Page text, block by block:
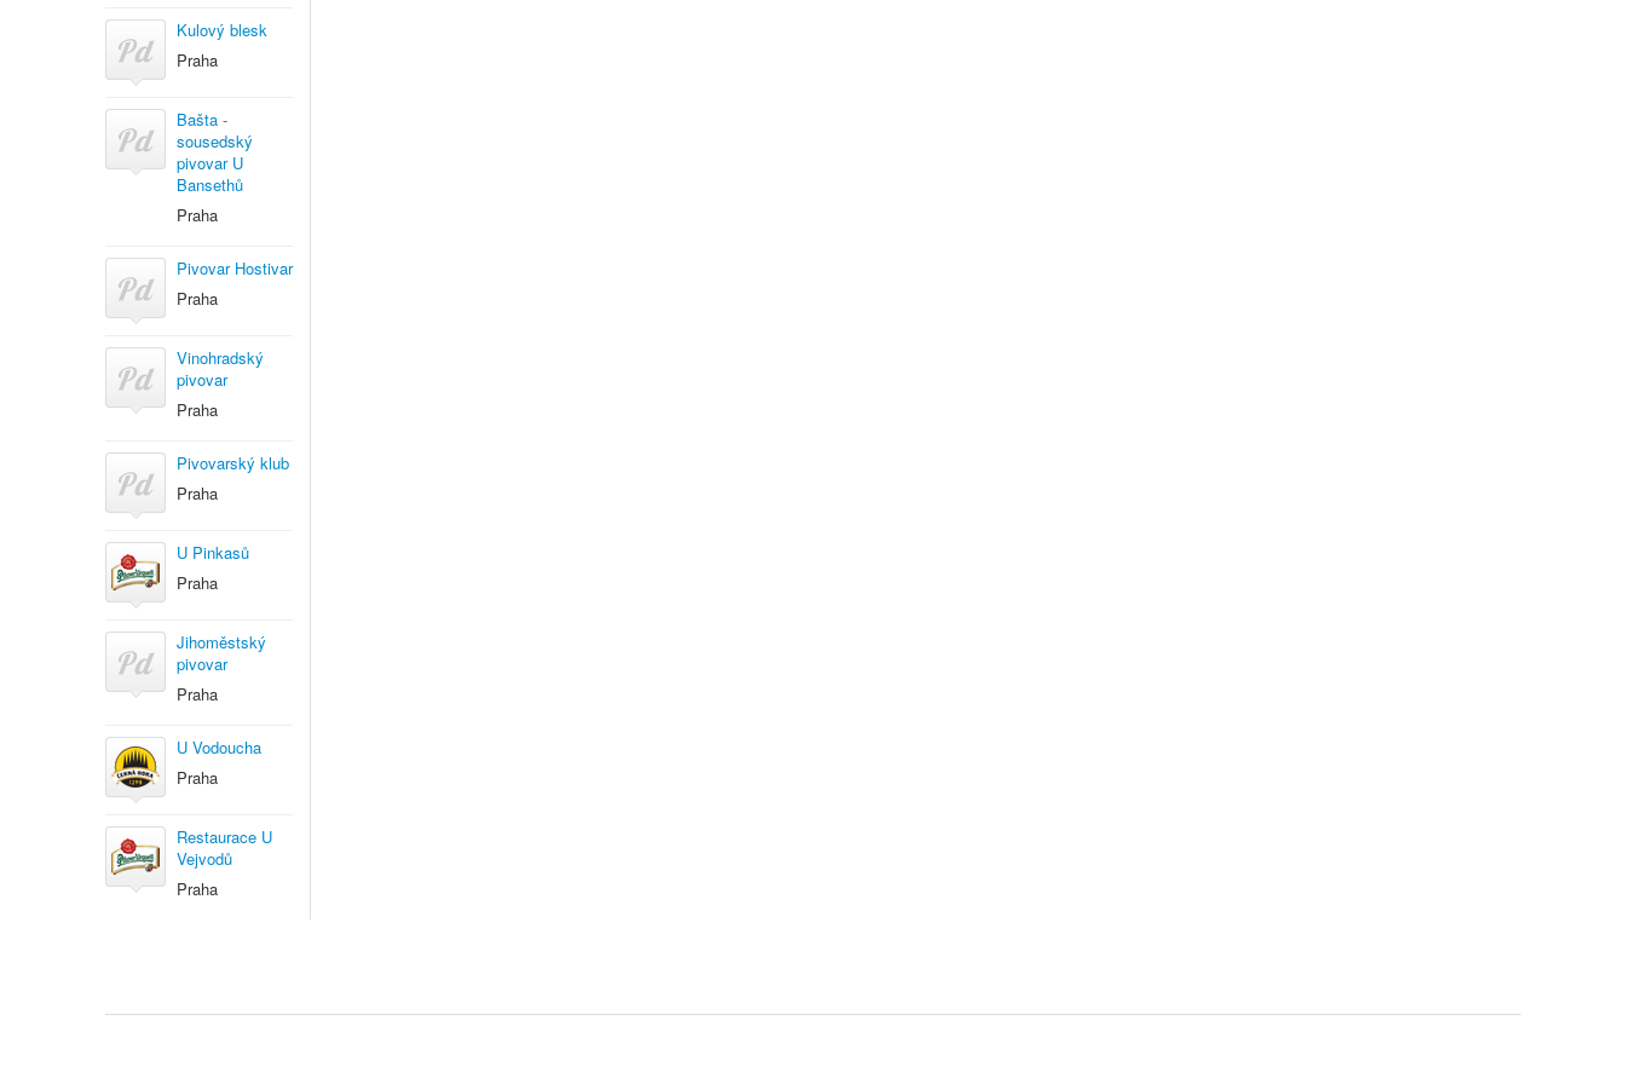
Kulový blesk
Praha
Bašta -
sousedský
pivovar U
Bansethů
Praha
Pivovar Hostivar
Praha
Vinohradský
pivovar
Praha
Pivovarský klub
Praha
U Pinkasů
Praha
Jihoměstský
pivovar
Praha
U Vodoucha
Praha
Restaurace U
Vejvodů
Praha